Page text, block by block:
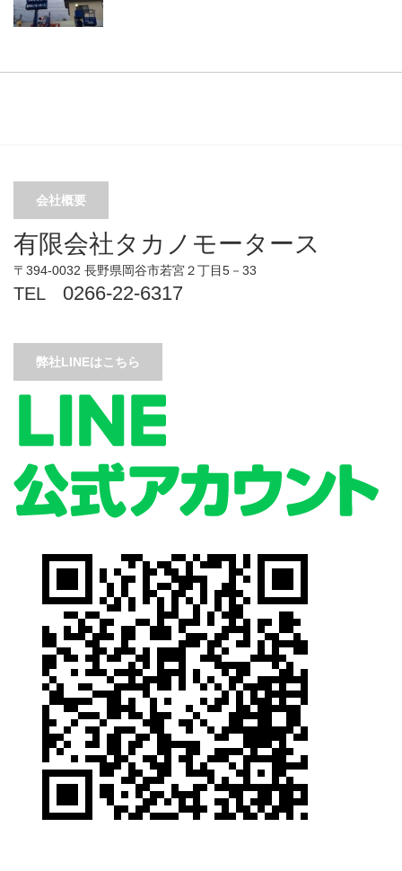
会社概要
有限会社タカノモータース
〒394-0032 長野県岡谷市若宮２丁目5－33
TEL 0266-22-6317
弊社LINEはこちら